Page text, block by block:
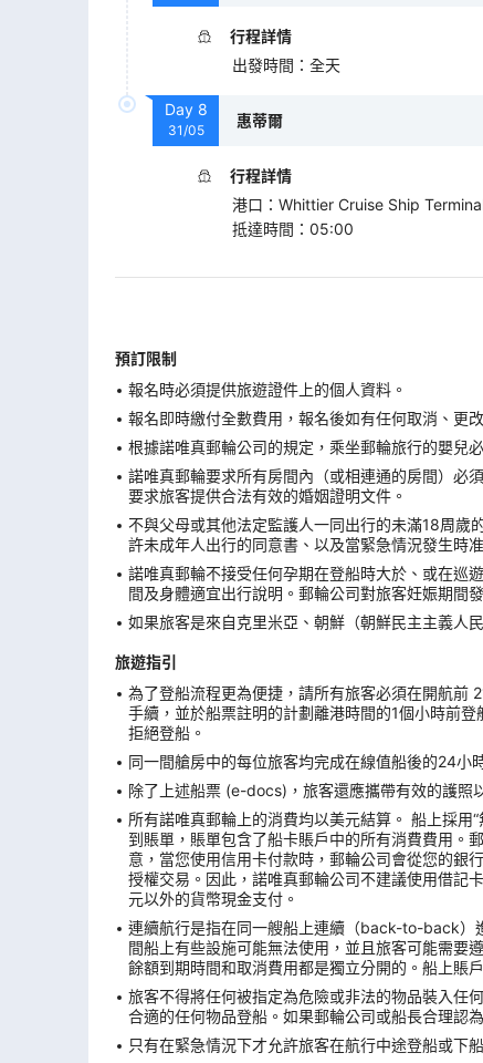
行程詳情
出發時間 ： 全天
Day 8
31/05
惠蒂爾
行程詳情
港口 ： Whittier Cruise Ship
抵達時間 ： 05:00
預訂限制
報名時必須提供旅遊證件上的個人資料。
報名即時繳付全數費用，報名後如有任何取消、更
根據諾唯真郵輪公司的規定，乘坐郵輪旅行的嬰兒
諾唯真郵輪要求所有房間內（或相連通的房間）必
要求旅客提供合法有效的婚姻證明文件。
不與父母或其他法定監護人一同出行的未滿18周歲
許未成年人出行的同意書、以及當緊急情況發生時
諾唯真郵輪不接受任何孕期在登船時大於、或在巡
間及身體適宜出行說明。郵輪公司對旅客妊娠期間
如果旅客是來自克里米亞、朝鮮（朝鮮民主主義人
旅遊指引
為了登船流程更為便捷，請所有旅客必須在開航前
手續，並於船票註明的計劃離港時間的1個小時前
拒絕登船。
同一間艙房中的每位旅客均完成在線值船後的24小
除了上述船票 (e-docs)，旅客還應攜帶有效的護照
所有諾唯真郵輪上的消費均以美元結算。 船上採
到賬單，賬單包含了船卡賬戶中的所有消費費用。
意，當您使用信用卡付款時，郵輪公司會從您的銀
授權交易。因此，諾唯真郵輪公司不建議使用借記
元以外的貨幣現金支付。
連續航行是指在同一艘船上連續（back-to-back）
間船上有些設施可能無法使用，並且旅客可能需要
餘額到期時間和取消費用都是獨立分開的。船上賬
旅客不得將任何被指定為危險或非法的物品裝入任
合適的任何物品登船。如果郵輪公司或船長合理認
只有在緊急情況下才允許旅客在航行中途登船或下